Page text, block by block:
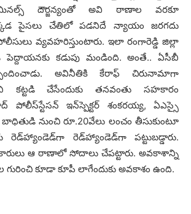
దౌర్జ‌న్యంతో అవి ఠాణాల వ‌ర‌కూ
పైస‌లు చేతిలో ప‌డ‌నిదే న్యాయం జ‌ర‌గ‌దు
వ్య‌వ‌హ‌రిస్తుంటారు. ఇలా రంగారెడ్డి జిల్లా
క‌డుపు మండింది. అంతే.. ఏసీబీ
అవినీతికి కేరాఫ్ చిరునామాగా
క‌ట్ట‌డి చేసేందుకు త‌న‌వంతు స‌హ‌కారం
పోలీస్‌స్టేస‌న్ ఇన్‌స్పెక్ట‌ర్ శంక‌ర‌య్య, ఏఎస్సై
నుంచి రూ.20వేలు లంచం తీసుకుంటూ
రెడ్‌హ్యాండెడ్‌గా రెడ్‌హ్యాండెడ్‌గా ప‌ట్టుబ‌డ్డారు.
ఆ ఠాణాలో సోదాలు చేప‌ట్టారు. అవ‌కాశాన్ని
గురించి కూడా కూపీ లాగేందుకు అవ‌కాశం ఉంది.